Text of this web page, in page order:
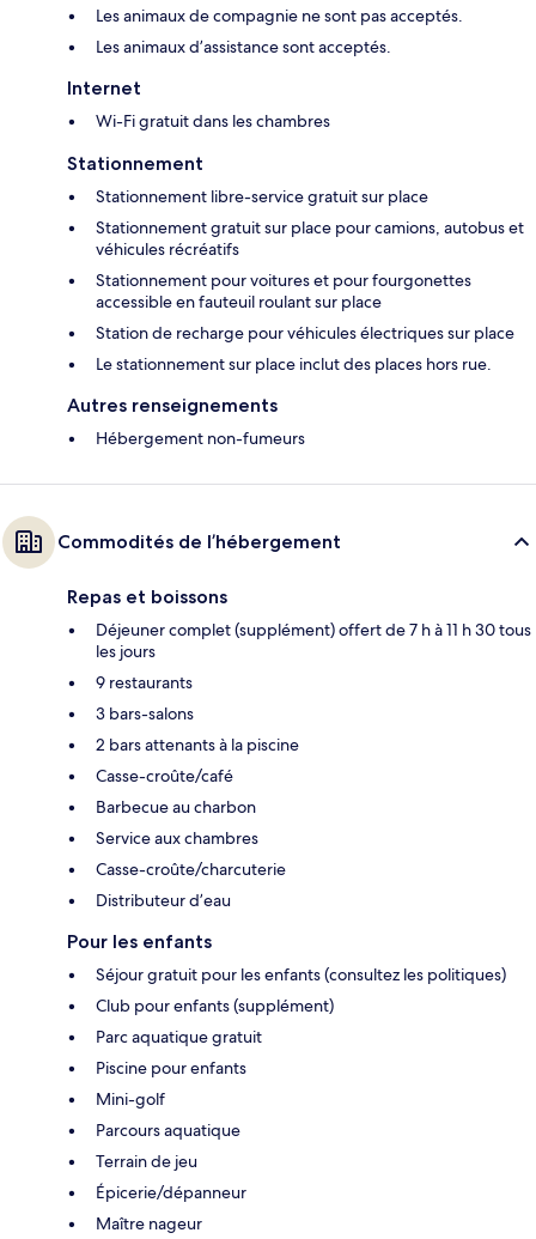
Les animaux de compagnie ne sont pas acceptés.
Les animaux d’assistance sont acceptés.
Internet
Wi-Fi gratuit dans les chambres
Stationnement
Stationnement libre-service gratuit sur place
Stationnement gratuit sur place pour camions, autobus et
véhicules récréatifs
Stationnement pour voitures et pour fourgonettes
accessible en fauteuil roulant sur place
Station de recharge pour véhicules électriques sur place
Le stationnement sur place inclut des places hors rue.
Autres renseignements
Hébergement non-fumeurs
Commodités de l’hébergement
Repas et boissons
Déjeuner complet (supplément) offert de 7 h à 11 h 30 tous
les jours
9 restaurants
3 bars-salons
2 bars attenants à la piscine
Casse-croûte/café
Barbecue au charbon
Service aux chambres
Casse-croûte/charcuterie
Distributeur d’eau
Pour les enfants
Séjour gratuit pour les enfants (consultez les politiques)
Club pour enfants (supplément)
Parc aquatique gratuit
Piscine pour enfants
Mini-golf
Parcours aquatique
Terrain de jeu
Épicerie/dépanneur
Maître nageur